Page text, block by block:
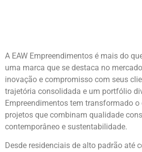
A EAW Empreendimentos é mais do
uma marca que se destaca no
inovação e compromisso com seus
trajetória consolidada e um portfólio
Empreendimentos tem transformado
projetos que combinam qualidade
contemporâneo e sustentabilidade.
Desde residenciais de alto padrão até